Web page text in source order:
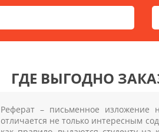
ГДЕ ВЫГОДНО
Реферат – письменное изложение
отличается не только интересным